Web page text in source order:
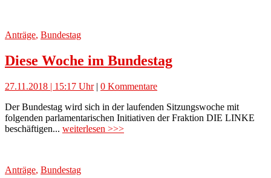
Anträge, Bundestag
Diese Woche im Bundestag
27.11.2018 | 15:17 Uhr| 0 Kommentare
Der Bundestag wird sich in der laufenden Sitzungswoche mit
folgenden parlamentarischen Initiativen der Fraktion DIE LINKE
beschäftigen... weiterlesen >>>
Anträge, Bundestag